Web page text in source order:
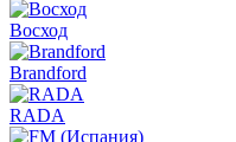
Восход
Brandford
RADA